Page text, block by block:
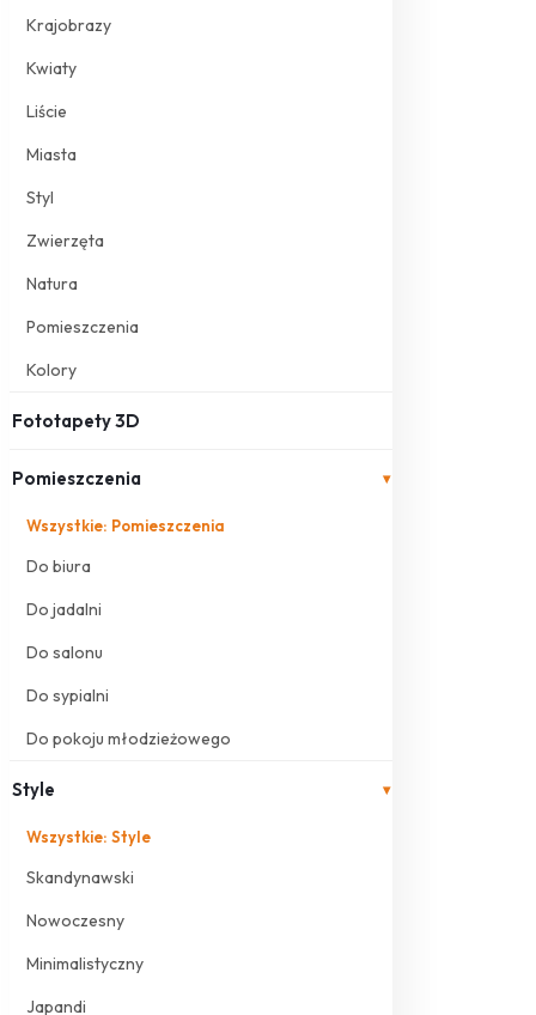
Krajobrazy
Kwiaty
Liście
Miasta
Styl
Zwierzęta
Natura
Pomieszczenia
Kolory
Fototapety 3D
Pomieszczenia ▾
Wszystkie: Pomieszczenia
Do biura
Do jadalni
Do salonu
Do sypialni
Do pokoju młodzieżowego
Style ▾
Wszystkie: Style
Skandynawski
Nowoczesny
Minimalistyczny
Japandi